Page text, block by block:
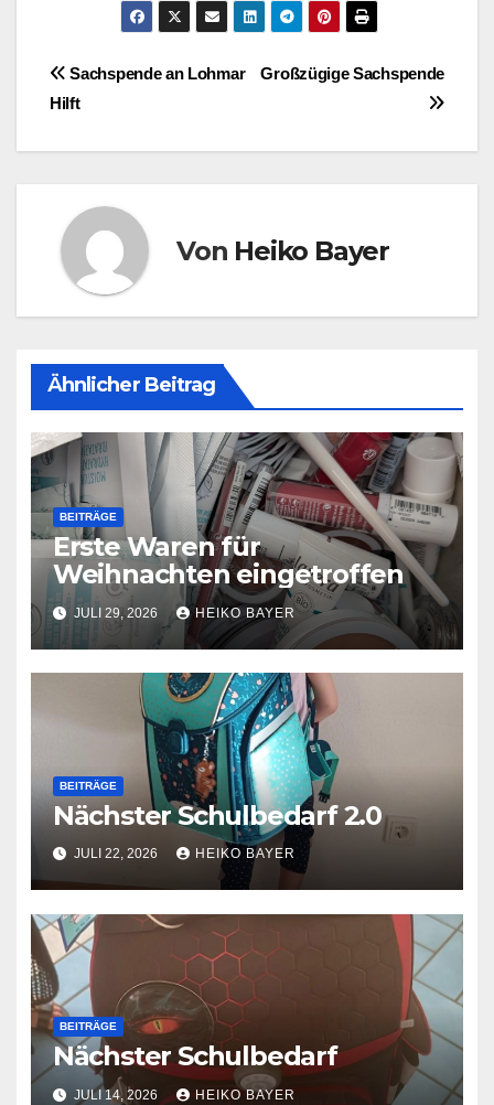
Beitragsnavigation
Großzügige Sachspende
Sachspende an Lohmar
Hilft
Von Heiko Bayer
Ähnlicher Beitrag
BEITRÄGE
Erste Waren für
Weihnachten eingetroffen
JULI 29, 2026 HEIKO BAYER
BEITRÄGE
Nächster Schulbedarf 2.0
JULI 22, 2026 HEIKO BAYER
BEITRÄGE
Nächster Schulbedarf
JULI 14, 2026 HEIKO BAYER